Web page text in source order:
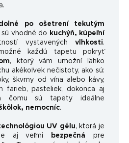
po ošetrení tekutým
sú vhodné do
kuchýň, kúpeľní
vystavených vlhkosti.
každú tapetu pokryť
, ktorý vám umožní ľahko
akékoľvek nečistoty, ako sú:
škvrny od vína alebo kávy,
farieb, pasteliek, dokonca aj
čomu sú tapety ideálne
nemocníc.
UV gélu, ktorá je
aj veľmi bezpečná pre